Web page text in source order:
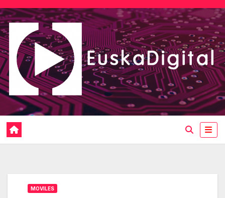
Saltar
al
contenido
MOVILES